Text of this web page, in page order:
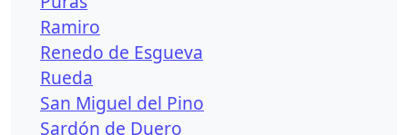
Ramiro
Renedo de Esgueva
Rueda
San Miguel del Pino
Sardón de Duero